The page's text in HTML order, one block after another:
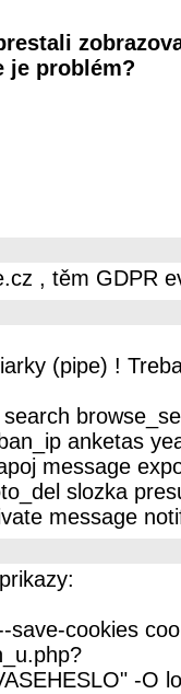
je problém?
, těm GDPR
(pipe) !
anketas
message
slozka
message
save-cookies
-O